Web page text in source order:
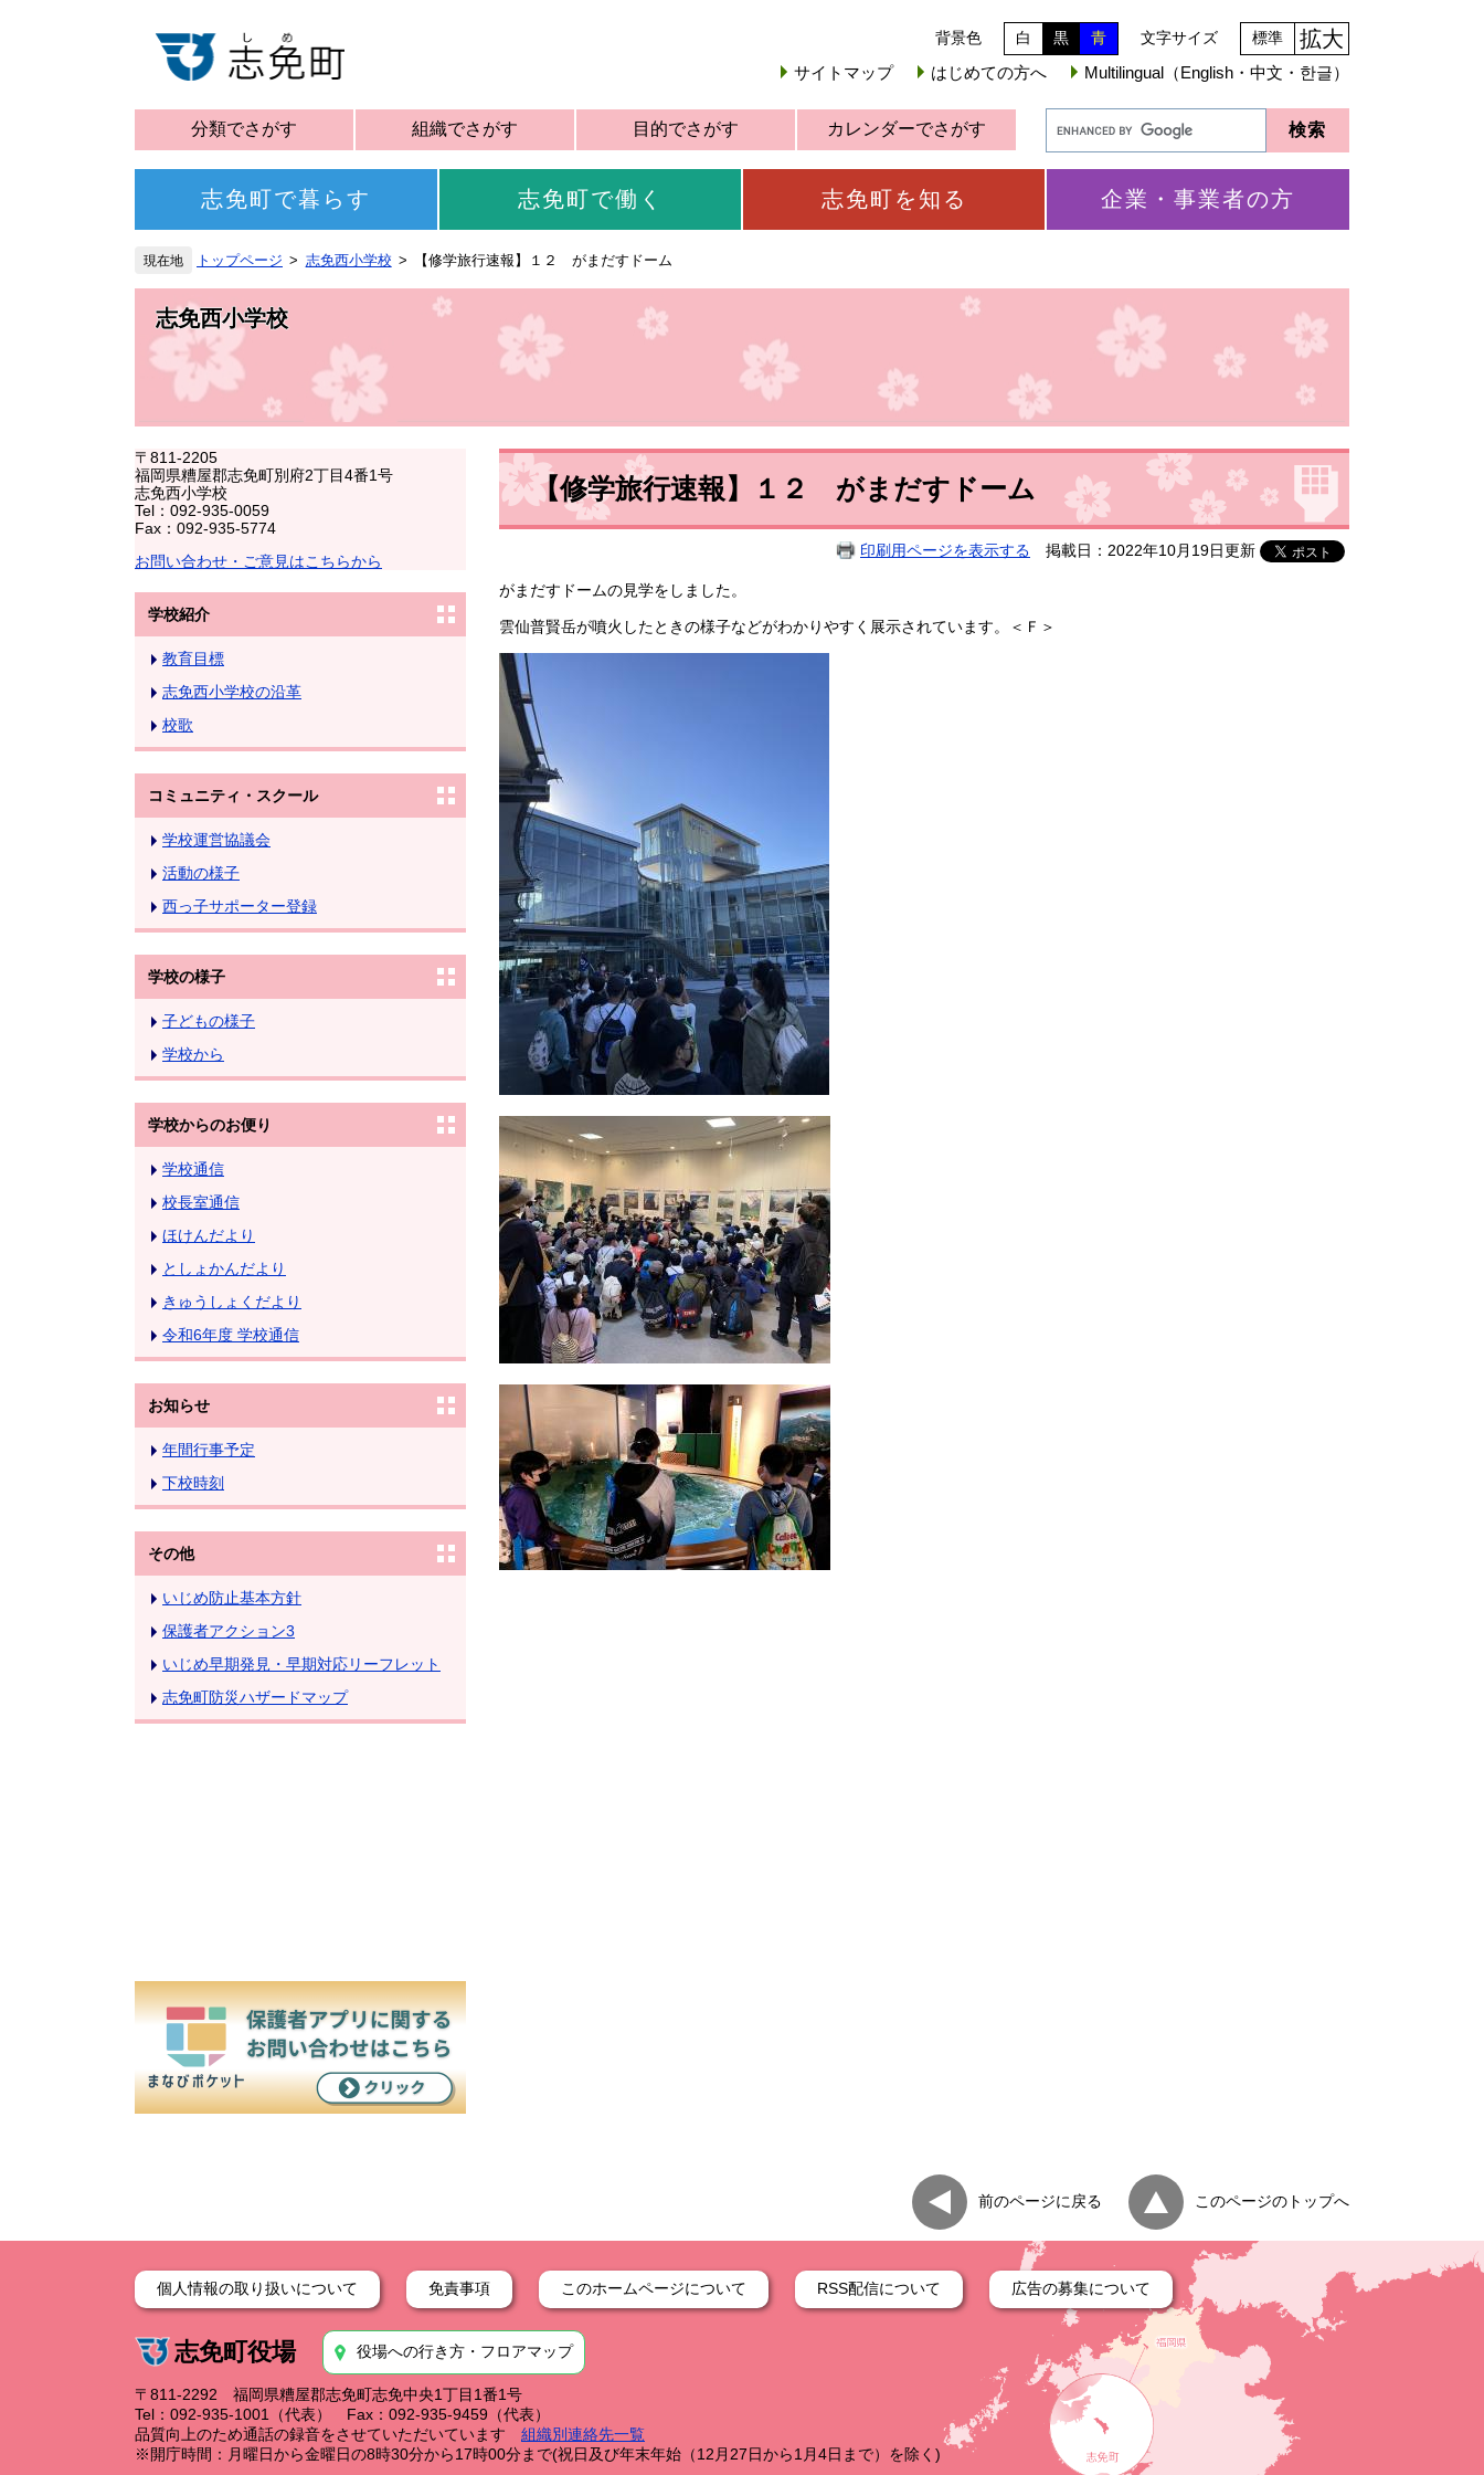
背景色 白 黒 青 文字サイズ 標準 拡大
サイトマップ はじめての方へ Multilingual（English・中文・한글）
分類でさがす 組織でさがす 目的でさがす カレンダーでさがす
志免町で暮らす 志免町で働く 志免町を知る 企業・事業者の方
トップページ 志免西小学校 【修学旅行速報】１２ がまだすドーム
志免西小学校
〒811-2205
福岡県糟屋郡志免町別府2丁目4番1号
志免西小学校
Tel：092-935-0059
Fax：092-935-5774
お問い合わせ・ご意見はこちらから
学校紹介
教育目標
志免西小学校の沿革
校歌
コミュニティ・スクール
学校運営協議会
活動の様子
西っ子サポーター登録
学校の様子
子どもの様子
学校から
学校からのお便り
学校通信
校長室通信
ほけんだより
としょかんだより
きゅうしょくだより
令和6年度 学校通信
お知らせ
年間行事予定
下校時刻
その他
いじめ防止基本方針
保護者アクション3
いじめ早期発見・早期対応リーフレット
志免町防災ハザードマップ
【修学旅行速報】１２ がまだすドーム
印刷用ページを表示する 掲載日：2022年10月19日更新
がまだすドームの見学をしました。
雲仙普賢岳が噴火したときの様子などがわかりやすく展示されています。​＜Ｆ＞
前のページに戻る このページのトップへ
個人情報の取り扱いについて 免責事項 このホームページについて RSS配信について 広告の募集について
志免町役場 役場への行き方・フロアマップ
〒811-2292 福岡県糟屋郡志免町志免中央1丁目1番1号
Tel：092-935-1001（代表） Fax：092-935-9459（代表）
品質向上のため通話の録音をさせていただいています
組織別連絡先一覧
※開庁時間：月曜日から金曜日の8時30分から17時00分まで(祝日及び年末年始（12月27日から1月4日まで）を除く)